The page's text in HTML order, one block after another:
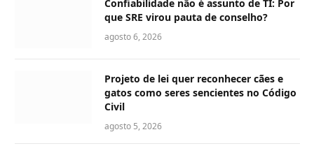
Confiabilidade não é assunto de TI: Por
que SRE virou pauta de conselho?
agosto 6, 2026
Projeto de lei quer reconhecer cães e
gatos como seres sencientes no Código
Civil
agosto 5, 2026